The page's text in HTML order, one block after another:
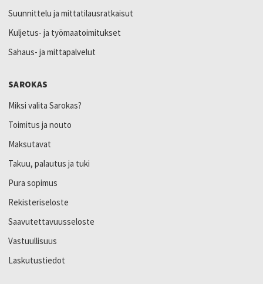
Suunnittelu ja mittatilausratkaisut
Kuljetus- ja työmaatoimitukset
Sahaus- ja mittapalvelut
SAROKAS
Miksi valita Sarokas?
Toimitus ja nouto
Maksutavat
Takuu, palautus ja tuki
Pura sopimus
Rekisteriseloste
Saavutettavuusseloste
Vastuullisuus
Laskutustiedot